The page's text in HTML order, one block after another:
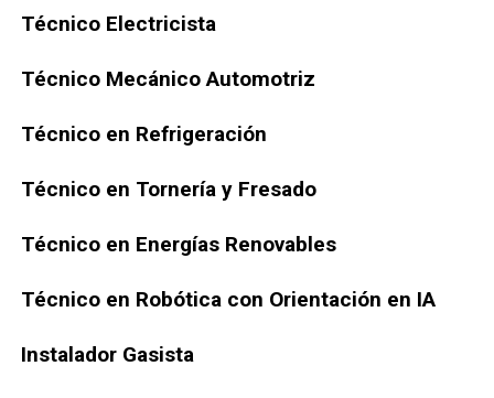
Técnico Electricista
Técnico Mecánico Automotriz
Técnico en Refrigeración
Técnico en Tornería y Fresado
Técnico en Energías Renovables
Técnico en Robótica con Orientación en IA
Instalador Gasista